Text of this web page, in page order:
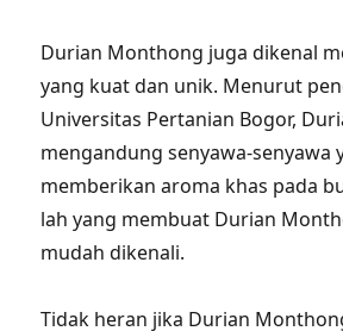
Durian Monthong juga dikenal
yang kuat dan unik. Menurut
Universitas Pertanian Bogor,
mengandung senyawa-senyawa
memberikan aroma khas pada
lah yang membuat Durian
mudah dikenali.
Tidak heran jika Durian